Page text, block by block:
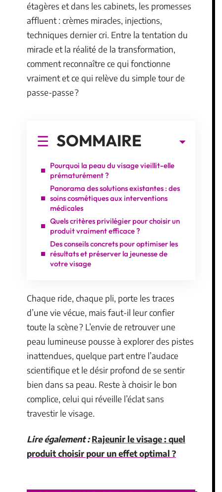
étagères et dans les cabinets, les promesses
affluent : crèmes miracles, injections,
techniques dernier cri. Entre la tentation du
miracle et la réalité de la transformation,
comment reconnaître ce qui fonctionne
vraiment et ce qui relève du simple tour de
passe-passe ?
SOMMAIRE
Pourquoi la peau du visage vieillit-elle
prématurément ?
Panorama des solutions existantes : des
soins cosmétiques aux interventions
médicales
Quels critères privilégier pour choisir un
produit vraiment efficace ?
Des conseils concrets pour optimiser les
résultats et préserver la jeunesse de
votre visage
Chaque ride, chaque pli, porte les traces
d’une vie vécue, mais faut-il leur confier
toute la scène ? L’envie de retrouver une
peau lumineuse pousse à explorer des pistes
inattendues, quelque part entre l’audace
scientifique et le désir profond de se sentir
bien dans sa peau. Reste à choisir le bon
complice, celui qui réveille l’éclat sans
travestir le visage.
Lire également : Rajeunir le visage : quel
produit choisir pour un effet optimal ?